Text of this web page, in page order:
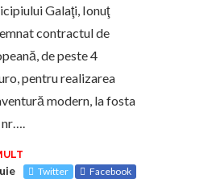
Galaţi, Ionuţ
contractul de
de peste 4
pentru realizarea
modern, la fosta
nr….
Twitter Facebook